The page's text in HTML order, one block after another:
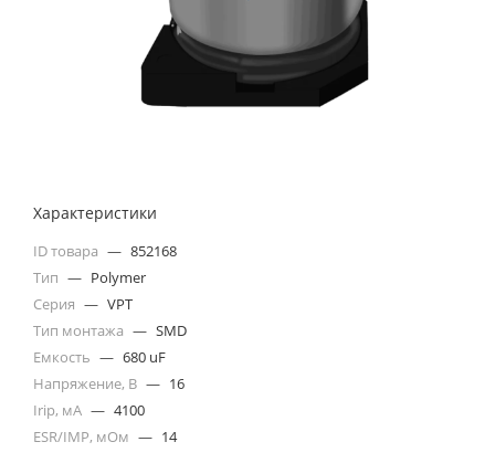
Характеристики
ID товара — 852168
Тип — Polymer
Серия — VPT
Тип монтажа — SMD
Емкость — 680 uF
Напряжение, В — 16
Irip, мА — 4100
ESR/IMP, мОм — 14